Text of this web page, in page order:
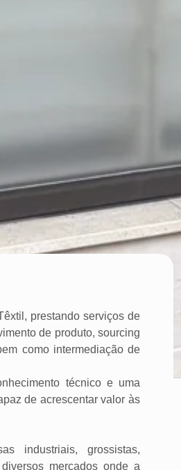
prestando serviços de
de produto, sourcing
como intermediação de
técnico e uma
de acrescentar valor às
industriais, grossistas,
mercados onde a